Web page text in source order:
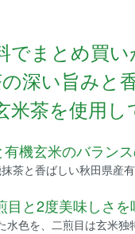
でまとめ買い
深い旨みと
茶を使用し
機玄米のバラン
茶と香ばしい秋田県産
目と2度美味しさ
色を、二煎目は玄米独